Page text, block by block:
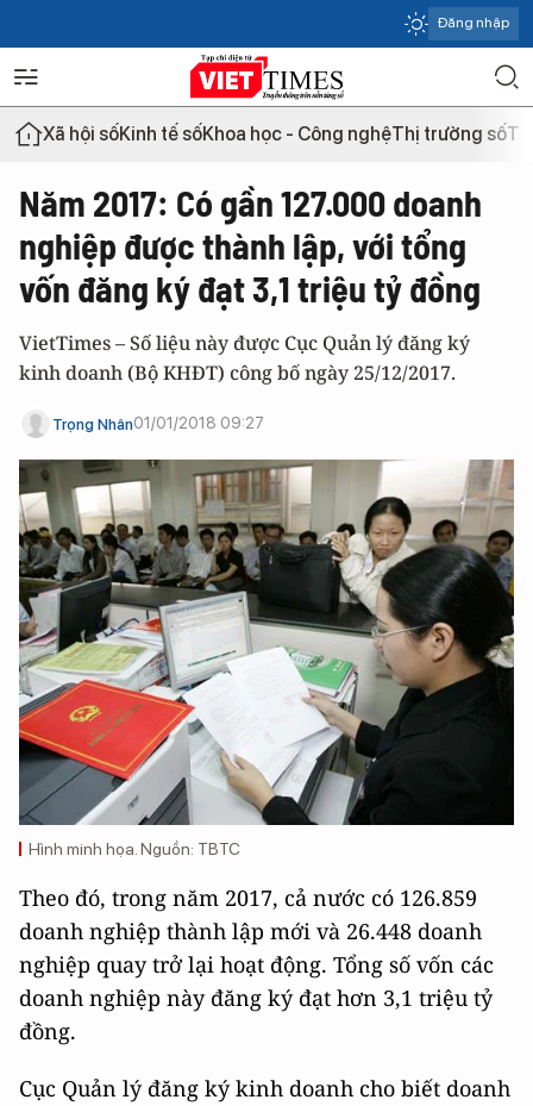
Đăng nhập
Xã hội sốKinh tế sốKhoa học - Công nghệThị trường số
Năm 2017: Có gần 127.000 doanh
nghiệp được thành lập, với tổng
vốn đăng ký đạt 3,1 triệu tỷ đồng
VietTimes – Số liệu này được Cục Quản lý đăng ký
kinh doanh (Bộ KHĐT) công bố ngày 25/12/2017.
Trọng Nhân01/01/2018 09:27
Hình minh họa. Nguồn: TBTC
Theo đó, trong năm 2017, cả nước có 126.859
doanh nghiệp thành lập mới và 26.448 doanh
nghiệp quay trở lại hoạt động. Tổng số vốn các
doanh nghiệp này đăng ký đạt hơn 3,1 triệu tỷ
đồng.
Cục Quản lý đăng ký kinh doanh cho biết doanh